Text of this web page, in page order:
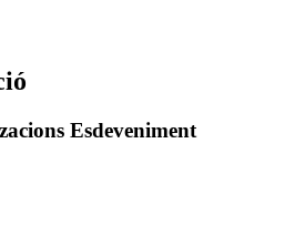
Esdeveniment